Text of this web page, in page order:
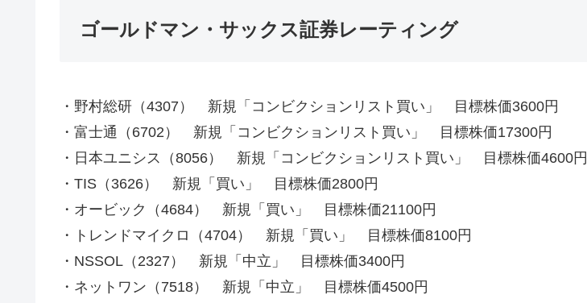
ゴールドマン・サックス証券レーティング
・野村総研（4307） 新規「コンビクションリスト買い」 目標株価3600円
・富士通（6702） 新規「コンビクションリスト買い」 目標株価17300円
・日本ユニシス（8056） 新規「コンビクションリスト買い」 目標株価4600円
・TIS（3626） 新規「買い」 目標株価2800円
・オービック（4684） 新規「買い」 目標株価21100円
・トレンドマイクロ（4704） 新規「買い」 目標株価8100円
・NSSOL（2327） 新規「中立」 目標株価3400円
・ネットワン（7518） 新規「中立」 目標株価4500円